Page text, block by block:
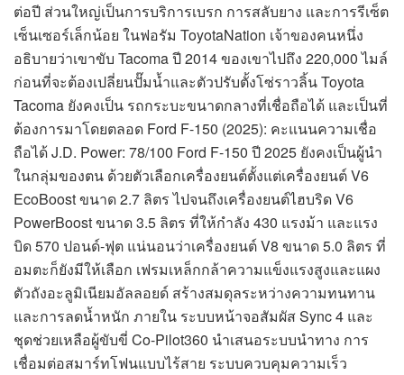
ต่อปี ส่วนใหญ่เป็นการบริการเบรก การสลับยาง และการรีเซ็ต
เซ็นเซอร์เล็กน้อย ในฟอรัม ToyotaNation เจ้าของคนหนึ่ง
อธิบายว่าเขาขับ Tacoma ปี 2014 ของเขาไปถึง 220,000 ไมล์
ก่อนที่จะต้องเปลี่ยนปั๊มน้ำและตัวปรับตั้งโซ่ราวลิ้น Toyota
Tacoma ยังคงเป็น รถกระบะขนาดกลางที่เชื่อถือได้ และเป็นที่
ต้องการมาโดยตลอด Ford F-150 (2025): คะแนนความเชื่อ
ถือได้ J.D. Power: 78/100 Ford F-150 ปี 2025 ยังคงเป็นผู้นำ
ในกลุ่มของตน ด้วยตัวเลือกเครื่องยนต์ตั้งแต่เครื่องยนต์ V6
EcoBoost ขนาด 2.7 ลิตร ไปจนถึงเครื่องยนต์ไฮบริด V6
PowerBoost ขนาด 3.5 ลิตร ที่ให้กำลัง 430 แรงม้า และแรง
บิด 570 ปอนด์-ฟุต แน่นอนว่าเครื่องยนต์ V8 ขนาด 5.0 ลิตร ที่
อมตะก็ยังมีให้เลือก เฟรมเหล็กกล้าความแข็งแรงสูงและแผง
ตัวถังอะลูมิเนียมอัลลอยด์ สร้างสมดุลระหว่างความทนทาน
และการลดน้ำหนัก ภายใน ระบบหน้าจอสัมผัส Sync 4 และ
ชุดช่วยเหลือผู้ขับขี่ Co-Pilot360 นำเสนอระบบนำทาง การ
เชื่อมต่อสมาร์ทโฟนแบบไร้สาย ระบบควบคุมความเร็ว